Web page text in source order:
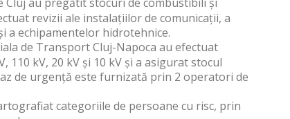
revizii ale instalațiilor de comunicații, a
a echipamentelor hidrotehnice.
de Transport Cluj-Napoca au efectuat
110 kV, 20 kV și 10 kV și a asigurat stocul
de urgență este furnizată prin 2 operatori de
categoriile de persoane cu risc, prin